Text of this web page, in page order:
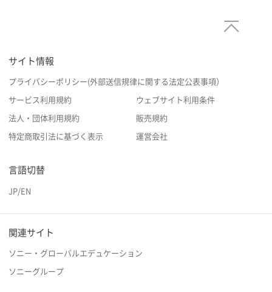
サイト情報
プライバシーポリシー(外部送信規律に関する法定公表事項）
サービス利用規約 ウェブサイト利用条件
法人・団体利用規約 販売規約
特定商取引法に基づく表示 運営会社
言語切替
JP/EN
関連サイト
ソニー・グローバルエデュケーション
ソニーグループ